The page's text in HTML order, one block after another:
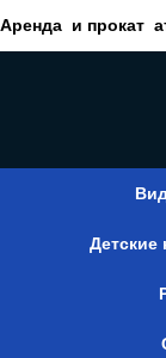
Аренда и прокат
Детские